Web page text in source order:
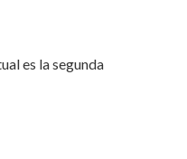
es la segunda